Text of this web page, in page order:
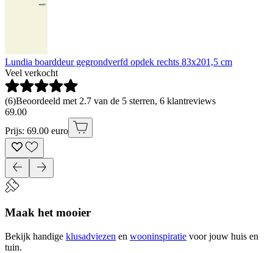
Lundia boarddeur gegrondverfd opdek rechts 83x201,5 cm
Veel verkocht
(6)Beoordeeld met 2.7 van de 5 sterren, 6 klantreviews
69.00
Prijs: 69.00 euro
Maak het mooier
Bekijk handige klusadviezen en wooninspiratie voor jouw huis en
tuin.